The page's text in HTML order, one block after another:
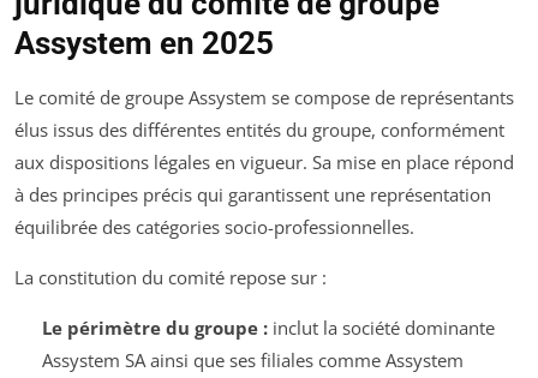
Assystem en 2025
Le comité de groupe Assystem se compose de représentants
élus issus des différentes entités du groupe, conformément
aux dispositions légales en vigueur. Sa mise en place répond
à des principes précis qui garantissent une représentation
équilibrée des catégories socio-professionnelles.
La constitution du comité repose sur :
Le périmètre du groupe :inclut la société dominante
Assystem SA ainsi que ses filiales comme Assystem